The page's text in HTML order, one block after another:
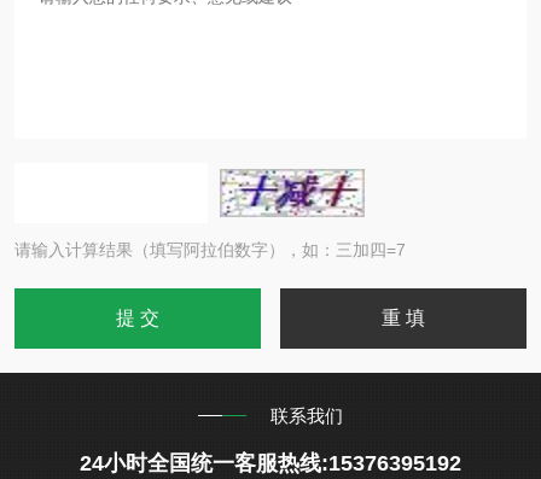
请输入计算结果（填写阿拉伯数字），如：三加四=7
联系我们
24小时全国统一客服热线:15376395192